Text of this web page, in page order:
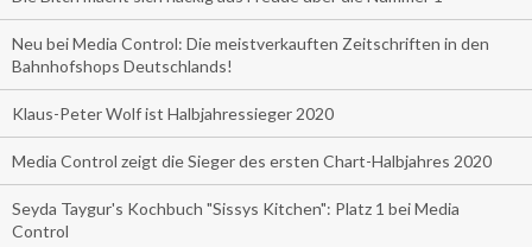
Neu bei Media Control: Die meistverkauften Zeitschriften in den
Bahnhofshops Deutschlands!
Klaus-Peter Wolf ist Halbjahressieger 2020
Media Control zeigt die Sieger des ersten Chart-Halbjahres 2020
Seyda Taygur's Kochbuch "Sissys Kitchen": Platz 1 bei Media
Control